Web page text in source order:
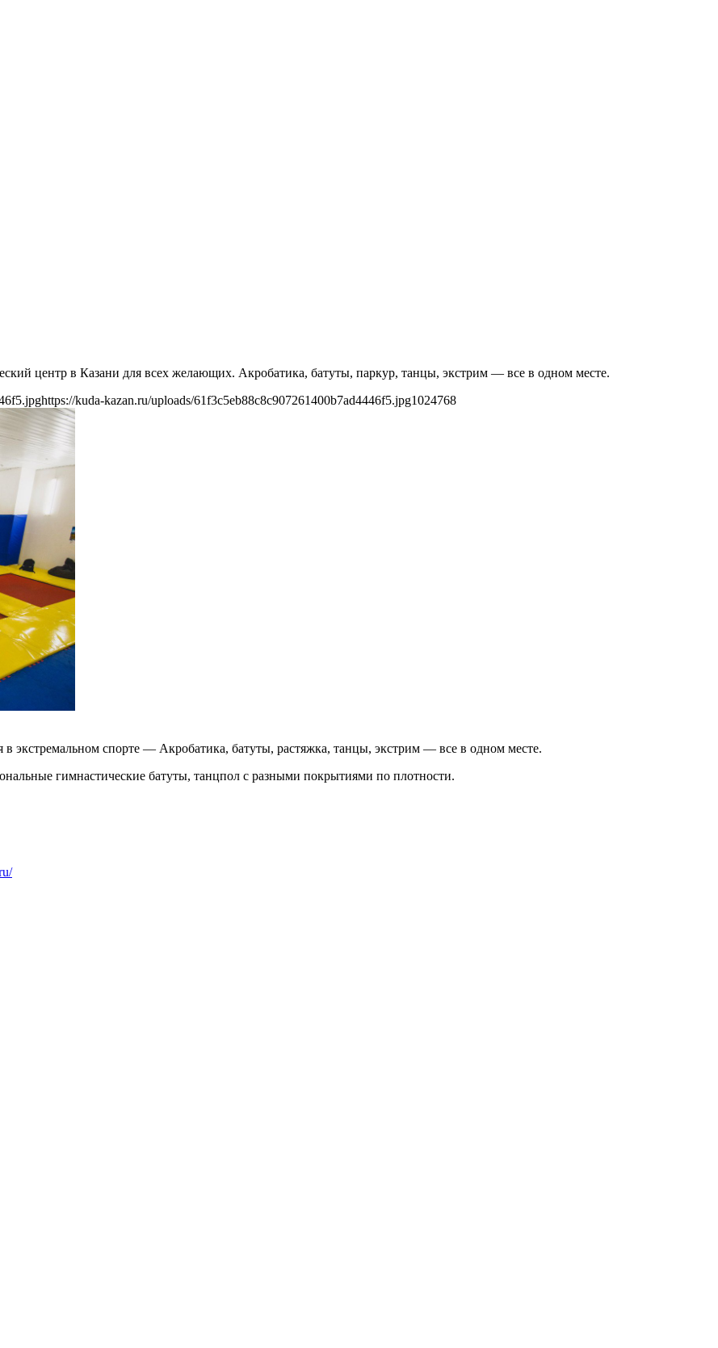
центр в Казани для всех желающих. Акробатика, батуты, паркур, танцы, экстрим — все в одном месте.
https://kuda-kazan.ru/uploads/61f3c5eb88c8c907261400b7ad4446f5.jpg1024768
экстремальном спорте — Акробатика, батуты, растяжка, танцы, экстрим — все в одном месте.
гимнастические батуты, танцпол с разными покрытиями по плотности.